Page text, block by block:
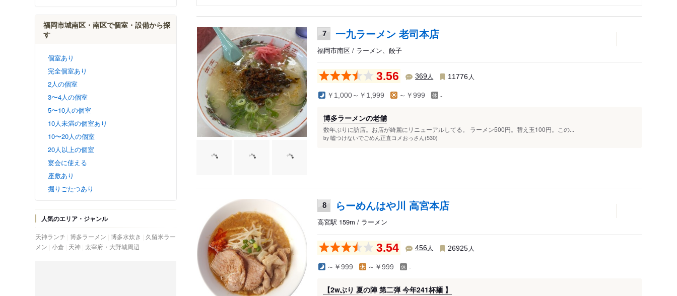
福岡市城南区・南区で個室・設備から探
す
個室あり
完全個室あり
2人の個室
3〜4人の個室
5〜10人の個室
10人未満の個室あり
10〜20人の個室
20人以上の個室
宴会に使える
座敷あり
掘りごたつあり
人気のエリア・ジャンル
天神ランチ 博多ラーメン 博多水炊き
久留米ラー
メン 小倉 天神 太宰府・大野城周辺
7 一九ラーメン 老司本店
福岡市南区 / ラーメン、餃子
3.56 369人 11776 人
￥1,000～￥1,999 ～￥999 -
博多ラーメンの老舗
数年ぶりに訪店。お店が綺麗にリニューアルしてる。 ラーメン500円。替え玉100円。この...
by 嘘つけないでごめん正直コメおっさん(530)
8 らーめんはや川 高宮本店
高宮駅 159m / ラーメン
3.54 456人 26925 人
～￥999 ～￥999 -
【2wぶり 夏の陣 第二弾 今年241杯麺 】